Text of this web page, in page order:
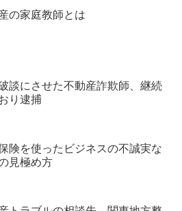
の家庭教師とは
談にさせた不動産詐欺師、継続
り逮捕
険を使ったビジネスの不誠実な
見極め方